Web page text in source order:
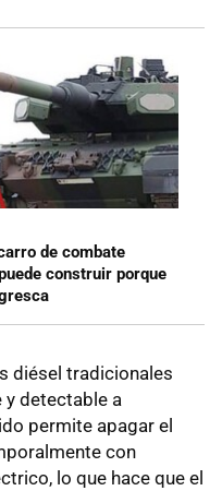
de combate
construir porque
diésel tradicionales
y detectable a
permite apagar el
con
lo que hace que el